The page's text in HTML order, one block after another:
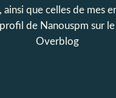
ainsi que celles de mes
de Nanouspm sur
Overblog